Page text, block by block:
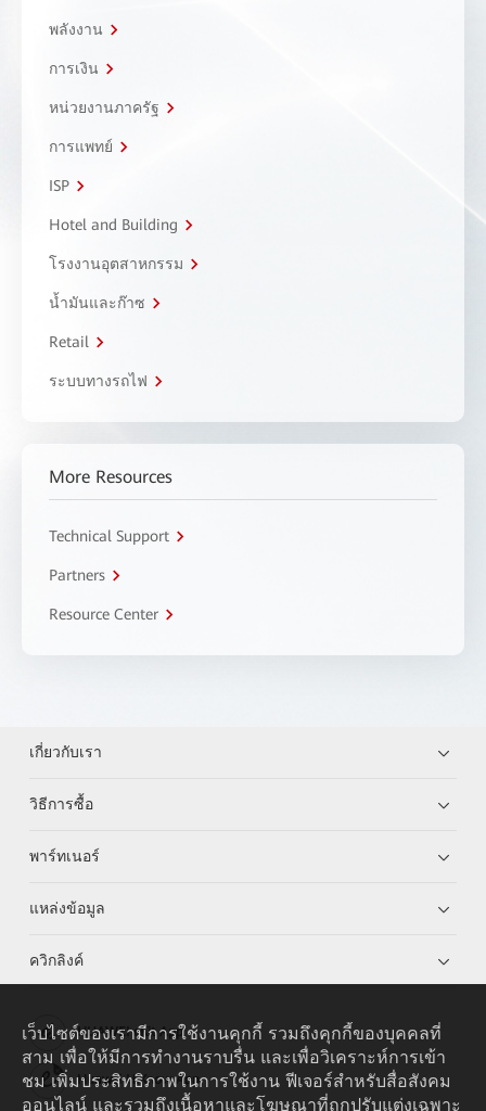
พลังงาน
การเงิน
หน่วยงานภาครัฐ
การแพทย์
ISP
Hotel and Building
โรงงานอุตสาหกรรม
น้ำมันและก๊าซ
Retail
ระบบทางรถไฟ
More Resources
Technical Support
Partners
Resource Center
เกี่ยวกับเรา
วิธีการซื้อ
พาร์ทเนอร์
แหล่งข้อมูล
ควิกลิงค์
HUAWEI eKit App
Huawei HiKnow App
เว็บไซต์ของเรามีการใช้งานคุกกี้ รวมถึงคุกกี้ของบุคคลที่
สาม เพื่อให้มีการทำงานราบรื่น และเพื่อวิเคราะห์การเข้า
ชม เพิ่มประสิทธิภาพในการใช้งาน ฟีเจอร์สำหรับสื่อสังคม
ออนไลน์ และรวมถึงเนื้อหาและโฆษณาที่ถูกปรับแต่งเฉพาะ